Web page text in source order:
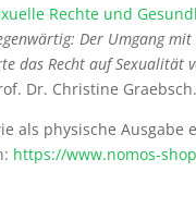
Rechte und
Der Umgang
das Recht auf Sexualität
Dr. Christine Graebsch.
als physische
https://www.nomos-